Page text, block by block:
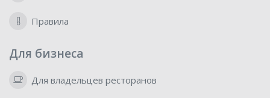
Правила
Для бизнеса
Для владельцев ресторанов